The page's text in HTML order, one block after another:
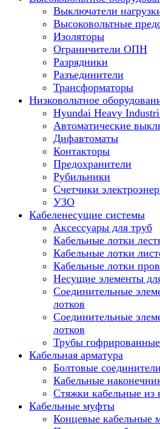
Выключатели
Высоковольтные
Изоляторы
Ограничители ОПН
Разрядники
Разъединители
Трансформаторы
Низковольтное
Hyundai Heavy
Автоматические
Дифавтоматы
Контакторы
Предохранители
Рубильники
Счетчики
УЗО
Кабеленесущие системы
Аксессуары для труб
Кабельные лотки
Кабельные лотки
Кабельные лотки
Несущие элементы
Соединительные
лотков
Соединительные
лотков
Трубы
Кабельная арматура
Болтовые
Кабельные
Стяжки кабельные из
Кабельные муфты
Концевые кабельные